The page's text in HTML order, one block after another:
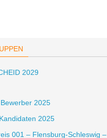
2029
2025
2025
001 – Flensburg-Schleswig